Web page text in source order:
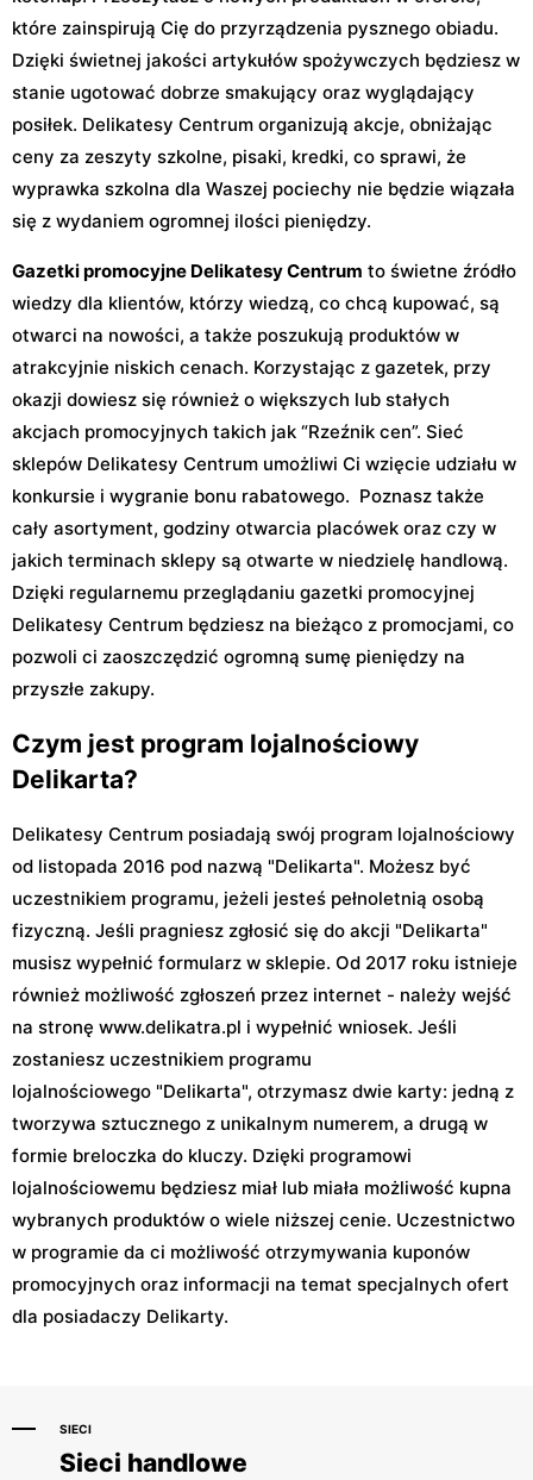
które zainspirują Cię do przyrządzenia pysznego obiadu.
Dzięki świetnej jakości artykułów spożywczych będziesz w
stanie ugotować dobrze smakujący oraz wyglądający
posiłek. Delikatesy Centrum organizują akcje, obniżając
ceny za zeszyty szkolne, pisaki, kredki, co sprawi, że
wyprawka szkolna dla Waszej pociechy nie będzie wiązała
się z wydaniem ogromnej ilości pieniędzy.
Gazetki promocyjne Delikatesy Centrum to świetne źródło
wiedzy dla klientów, którzy wiedzą, co chcą kupować, są
otwarci na nowości, a także poszukują produktów w
atrakcyjnie niskich cenach. Korzystając z gazetek, przy
okazji dowiesz się również o większych lub stałych
akcjach promocyjnych takich jak “Rzeźnik cen”. Sieć
sklepów Delikatesy Centrum umożliwi Ci wzięcie udziału w
konkursie i wygranie bonu rabatowego. Poznasz także
cały asortyment, godziny otwarcia placówek oraz czy w
jakich terminach sklepy są otwarte w niedzielę handlową.
Dzięki regularnemu przeglądaniu gazetki promocyjnej
Delikatesy Centrum będziesz na bieżąco z promocjami, co
pozwoli ci zaoszczędzić ogromną sumę pieniędzy na
przyszłe zakupy.
Czym jest program lojalnościowy
Delikarta?
Delikatesy Centrum posiadają swój program lojalnościowy
od listopada 2016 pod nazwą "Delikarta". Możesz być
uczestnikiem programu, jeżeli jesteś pełnoletnią osobą
fizyczną. Jeśli pragniesz zgłosić się do akcji "Delikarta"
musisz wypełnić formularz w sklepie. Od 2017 roku istnieje
również możliwość zgłoszeń przez internet - należy wejść
na stronę www.delikatra.pl i wypełnić wniosek. Jeśli
zostaniesz uczestnikiem programu
lojalnościowego "Delikarta", otrzymasz dwie karty: jedną z
tworzywa sztucznego z unikalnym numerem, a drugą w
formie breloczka do kluczy. Dzięki programowi
lojalnościowemu będziesz miał lub miała możliwość kupna
wybranych produktów o wiele niższej cenie. Uczestnictwo
w programie da ci możliwość otrzymywania kuponów
promocyjnych oraz informacji na temat specjalnych ofert
dla posiadaczy Delikarty.
SIECI
Sieci handlowe